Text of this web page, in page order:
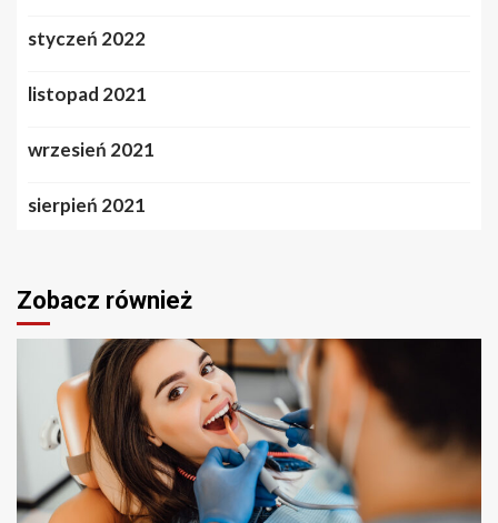
styczeń 2022
listopad 2021
wrzesień 2021
sierpień 2021
Zobacz również
2 min odczytu